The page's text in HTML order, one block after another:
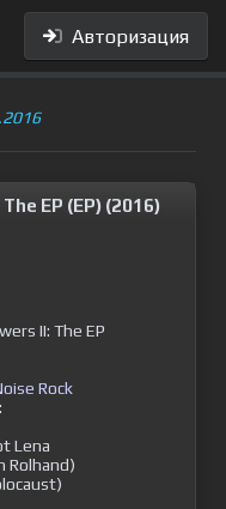
Авторизация
EP (EP) (2016)
Rock
Lena
Rolhand)